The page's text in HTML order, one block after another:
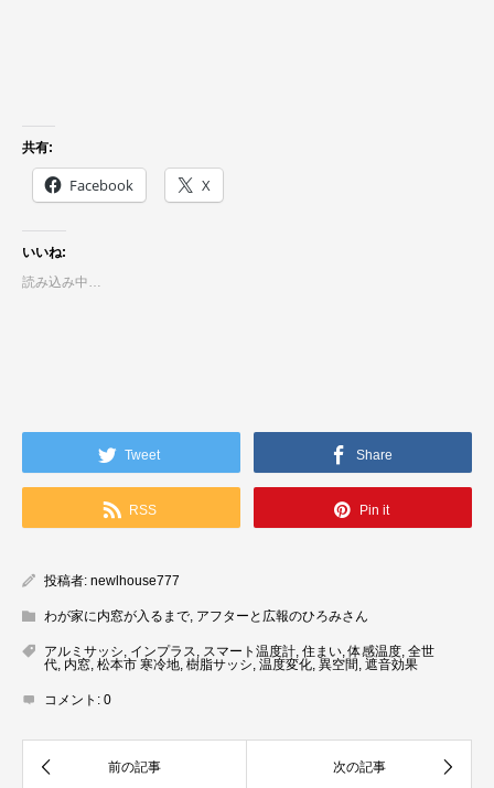
共有:
Facebook X
いいね:
読み込み中…
Tweet Share
RSS Pin it
投稿者: newlhouse777
わが家に内窓が入るまで, アフターと広報のひろみさん
アルミサッシ, インプラス, スマート温度計, 住まい,体感温度, 全世
代, 内窓, 松本市 寒冷地, 樹脂サッシ, 温度変化, 異空間, 遮音効果
コメント: 0